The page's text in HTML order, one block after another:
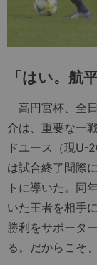
「はい。航
高円宮杯、全
介は、重要な一
ドユース（現U-
は試合終了間際
トに導いた。同
いた王者を相手
勝利をサポータ
る。だからこそ